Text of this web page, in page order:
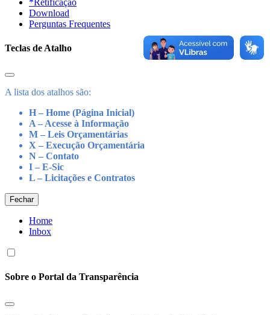
*Retificação
Download
Perguntas Frequentes
Teclas de Atalho
A lista dos atalhos são:
H – Home (Página Inicial)
A – Acesse à Informação
M – Leis Orçamentárias
X – Execução Orçamentária
N – Contato
I – E-Sic
L – Licitações e Contratos
Fechar
Home
Inbox
Sobre o Portal da Transparência